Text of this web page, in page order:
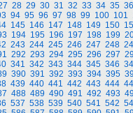
28 29 30 31 32 33 34 35 36
94 95 96 97 98 99 100 101
145 146 147 148 149 150
194 195 196 197 198 199
243 244 245 246 247 248
292 293 294 295 296 297
341 342 343 344 345 346
390 391 392 393 394 395
439 440 441 442 443 444
488 489 490 491 492 493
537 538 539 540 541 542